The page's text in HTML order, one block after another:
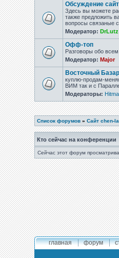
Обсуждение
Здесь вы можете
также предложить
вопросы связаные с
Модератор: DrLutz
Офф-топ
Разговоры обо
Модератор: Major
Восточный Базар
куплю-продам-
ВИМ так и с
Модераторы:
Список форумов » Сайт chen-
Кто сейчас на конференции
Сейчас этот форум
главная форум